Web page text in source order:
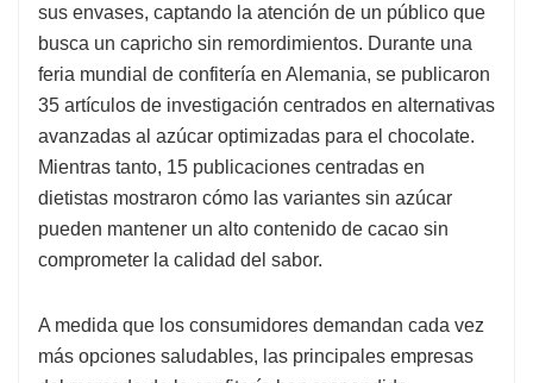
sus envases, captando la atención de un público que
busca un capricho sin remordimientos. Durante una
feria mundial de confitería en Alemania, se publicaron
35 artículos de investigación centrados en alternativas
avanzadas al azúcar optimizadas para el chocolate.
Mientras tanto, 15 publicaciones centradas en
dietistas mostraron cómo las variantes sin azúcar
pueden mantener un alto contenido de cacao sin
comprometer la calidad del sabor.
A medida que los consumidores demandan cada vez
más opciones saludables, las principales empresas